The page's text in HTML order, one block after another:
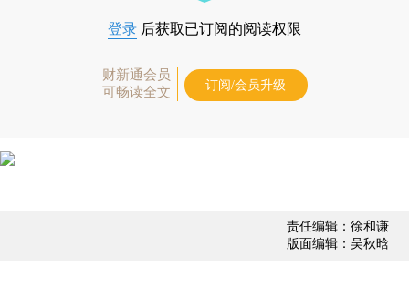
登录 后获取已订阅的阅读权限
财新通会员
可畅读全文
订阅/会员升级
责任编辑：徐和谦
版面编辑：吴秋晗